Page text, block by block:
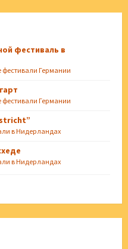
фестиваль в
фестивали Германии
фестивали Германии
в Нидерландах
в Нидерландах